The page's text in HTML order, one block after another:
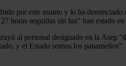
por este asunto y lo ha
horas seguidas sin luz" han estado
al personal designado en la Asep
y el Estado somos los panameños".